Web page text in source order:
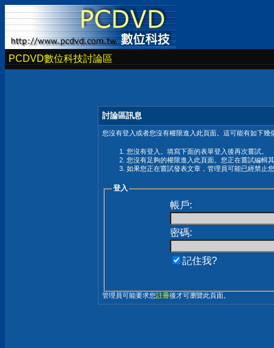
PCDVD數位科技討論區
討論區訊息
您沒有登入或者您沒有權限進入此頁面。這可能有如下幾
您沒有登入。填寫下面的表單登入後再次嘗試。
您沒有足夠的權限進入此頁面。您正在嘗試編輯
如果您正在嘗試發表文章，管理員可能已經禁止
登入
帳戶:
密碼:
記住我?
管理員可能要求您註冊後才可瀏覽此頁面。